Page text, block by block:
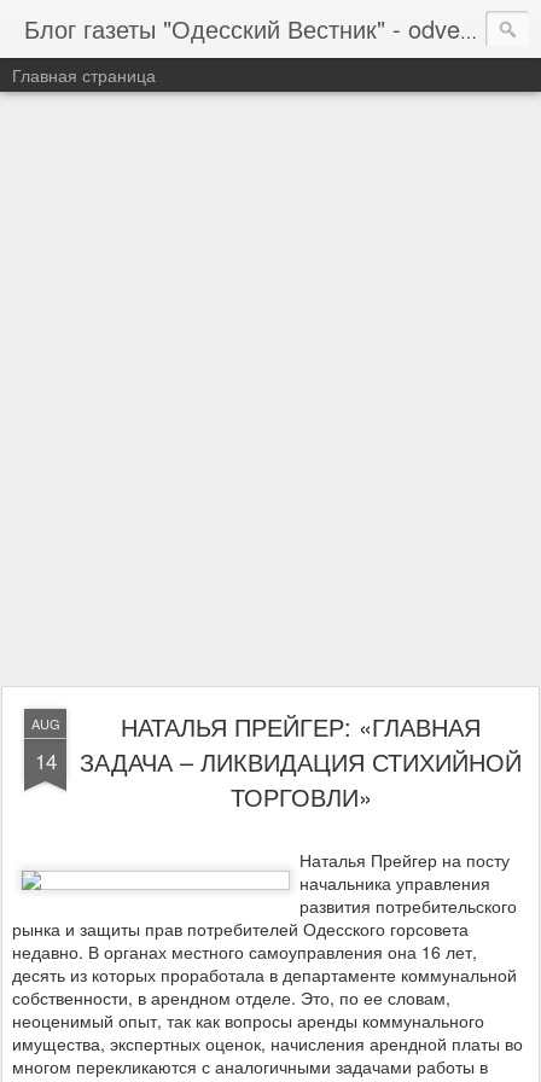
Блог газеты "Одесский Вестник" - odvestnik.com.ua, odvestnik.com
Главная страница
AUG
14
НАТАЛЬЯ ПРЕЙГЕР: «ГЛАВНАЯ
ЗАДАЧА – ЛИКВИДАЦИЯ СТИХИЙНОЙ
ТОРГОВЛИ»
Наталья Прейгер на посту
начальника управления
развития потребительского
рынка и защиты прав потребителей Одесского горсовета
недавно. В органах местного самоуправления она 16 лет,
десять из которых проработала в департаменте коммунальной
собственности, в арендном отделе. Это, по ее словам,
неоценимый опыт, так как вопросы аренды коммунального
имущества, экспертных оценок, начисления арендной платы во
многом перекликаются с аналогичными задачами работы в